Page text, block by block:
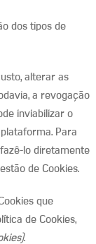
dos tipos de
alterar as
a revogação
inviabilizar o
Para
lo diretamente
de Cookies.
que
de Cookies,
.